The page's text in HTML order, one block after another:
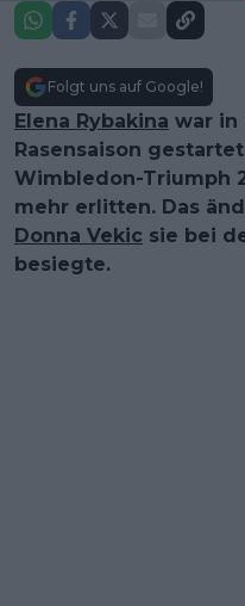
Folgt uns auf Google!
Elena Rybakina war in
Rasensaison
Wimbledon-Triumph
mehr erlitten. Das
Donna Vekic sie bei
besiegte.